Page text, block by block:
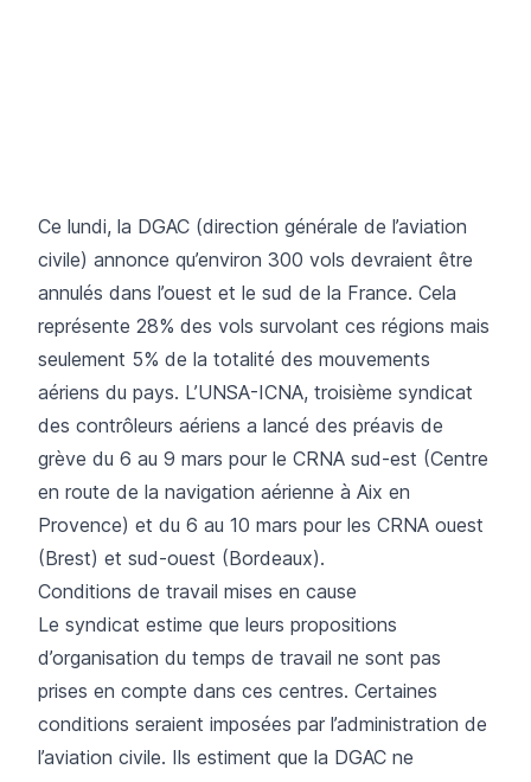
Ce lundi, la DGAC (direction générale de l’aviation
civile) annonce qu’environ 300 vols devraient être
annulés dans l’ouest et le sud de la France. Cela
représente 28% des vols survolant ces régions mais
seulement 5% de la totalité des mouvements
aériens du pays. L’UNSA-ICNA, troisième syndicat
des contrôleurs aériens a lancé des préavis de
grève du 6 au 9 mars pour le CRNA sud-est (Centre
en route de la navigation aérienne à Aix en
Provence) et du 6 au 10 mars pour les CRNA ouest
(Brest) et sud-ouest (Bordeaux).
Conditions de travail mises en cause
Le syndicat estime que leurs propositions
d’organisation du temps de travail ne sont pas
prises en compte dans ces centres. Certaines
conditions seraient imposées par l’administration de
l’aviation civile. Ils estiment que la DGAC ne